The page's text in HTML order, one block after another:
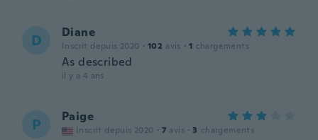
D Diane
Inscrit depuis 2020 · 102 avis · 1 chargements
As described
il y a 4 ans
P Paige
Inscrit depuis 2020 · 7 avis · 3 chargements